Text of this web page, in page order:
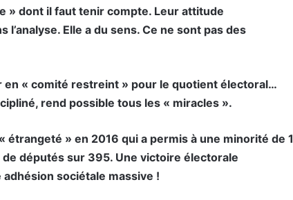
» dont il faut tenir compte. Leur attitude
Elle a du sens. Ce ne sont pas des
en « comité restreint » pour le quotient électoral…
rend possible tous les « miracles ».
» en 2016 qui a permis à une minorité de 1
de députés sur 395. Une victoire électorale
sociétale massive !